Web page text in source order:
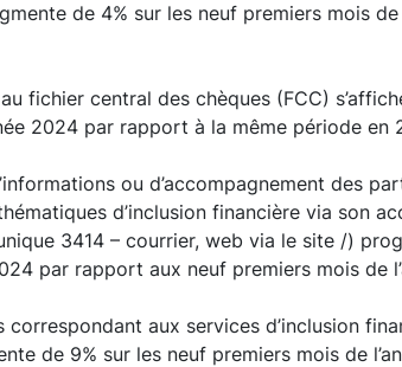
de 4% sur les neuf premiers mois
fichier central des chèques (FCC)
2024 par rapport à la même période en
ou d’accompagnement des
d’inclusion financière via son
3414 – courrier, web via le site /)
par rapport aux neuf premiers mois de
aux services d’inclusion
de 9% sur les neuf premiers mois de